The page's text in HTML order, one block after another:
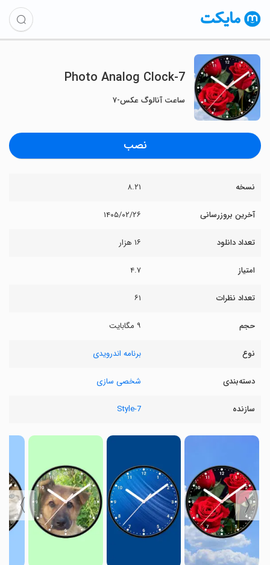
Photo Analog Clock-7
ساعت آنالوگ عکس-۷
نصب
نسخه ۸.۲۱
آخرین بروزرسانی ۱۴۰۵/۰۲/۲۶
تعداد دانلود ۱۶ هزار
امتیاز ۴.۷
تعداد نظرات ۶۱
حجم ۹ مگابایت
نوع برنامه اندرویدی
دسته‌بندی شخصی سازی
سازنده Style-7
〈
〉